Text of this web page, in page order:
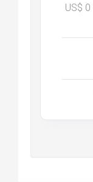
US$ 0